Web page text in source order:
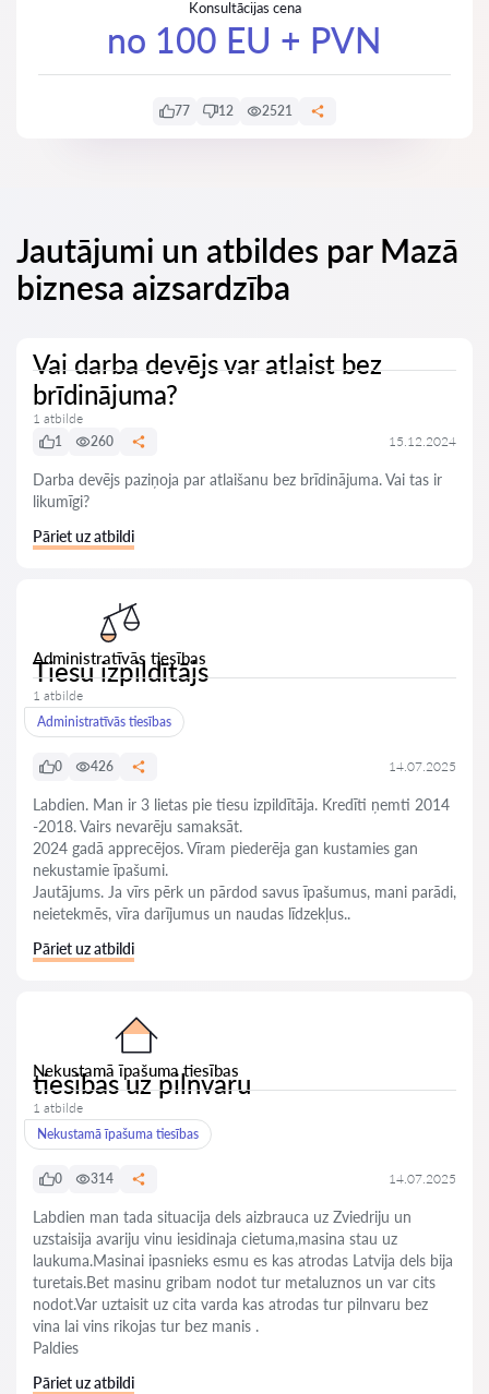
Konsultācijas cena
no 100 EU + PVN
77 12 2521
Jautājumi un atbildes par Mazā
biznesa aizsardzība
Vai darba devējs var atlaist bez
brīdinājuma?
1 atbilde
1
260 15.12.2024
Darba devējs paziņoja par atlaišanu bez brīdinājuma. Vai tas ir
likumīgi?
Pāriet uz atbildi
Administratīvās tiesības
Tiesu izpildītājs
1 atbilde
Administratīvās tiesības
0 426 14.07.2025
Labdien. Man ir 3 lietas pie tiesu izpildītāja. Kredīti ņemti 2014
-2018. Vairs nevarēju samaksāt.
2024 gadā apprecējos. Vīram piederēja gan kustamies gan
nekustamie īpašumi.
Jautājums. Ja vīrs pērk un pārdod savus īpašumus, mani parādi,
neietekmēs, vīra darījumus un naudas līdzekļus..
Pāriet uz atbildi
Nekustamā īpašuma tiesības
tiesibas uz pilnvaru
1 atbilde
Nekustamā īpašuma tiesības
0 314 14.07.2025
Labdien man tada situacija dels aizbrauca uz Zviedriju un
uzstaisija avariju vinu iesidinaja cietuma,masina stau uz
laukuma.Masinai ipasnieks esmu es kas atrodas Latvija dels bija
turetais.Bet masinu gribam nodot tur metaluznos un var cits
nodot.Var uztaisit uz cita varda kas atrodas tur pilnvaru bez
vina lai vins rikojas tur bez manis .
Paldies
Pāriet uz atbildi